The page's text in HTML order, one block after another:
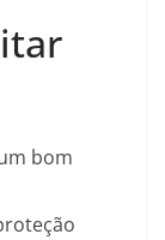
bom